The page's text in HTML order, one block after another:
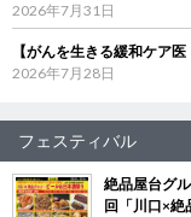
2026年7月31日
【がんを生きる緩和ケア
2026年7月28日
フェスティバル
絶品屋台グ
回「川口×絶